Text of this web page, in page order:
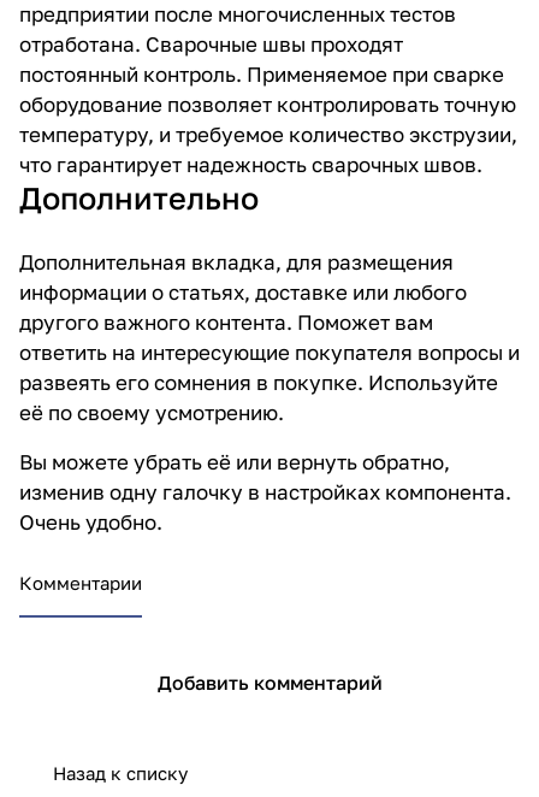
предприятии после многочисленных тестов
отработана. Сварочные швы проходят
постоянный контроль. Применяемое при сварке
оборудование позволяет контролировать точную
температуру, и требуемое количество экструзии,
что гарантирует надежность сварочных швов.
Дополнительно
Дополнительная вкладка, для размещения
информации о статьях, доставке или любого
другого важного контента. Поможет вам
ответить на интересующие покупателя вопросы и
развеять его сомнения в покупке. Используйте
её по своему усмотрению.
Вы можете убрать её или вернуть обратно,
изменив одну галочку в настройках компонента.
Очень удобно.
Комментарии
Добавить комментарий
Назад к списку